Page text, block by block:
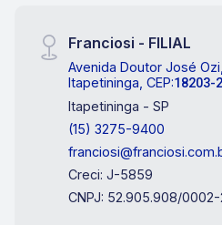
Franciosi - FILIAL
Avenida Doutor José
Itapetininga, CEP:18203-
Itapetininga - SP
(15) 3275-9400
Creci: J-5859
CNPJ: 52.905.908/